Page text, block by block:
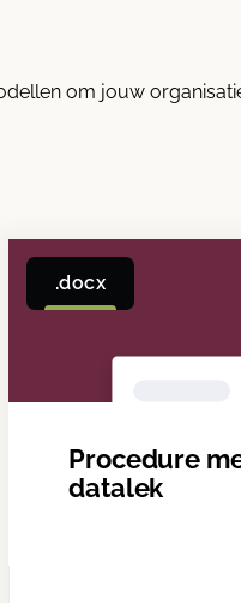
om jouw
.docx
Procedure
datalek